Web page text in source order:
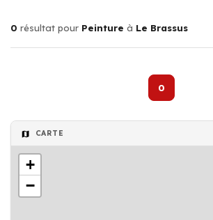
0 résultat pour Peinture à Le Brassus
0
CARTE
+
−